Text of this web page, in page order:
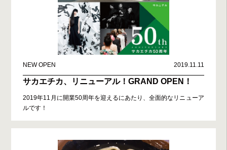
NEW OPEN 2019.11.11
サカエチカ、リニューアル！GRAND OPEN！
2019年11月に開業50周年を迎えるにあたり、全面的なリニューア
ルです！